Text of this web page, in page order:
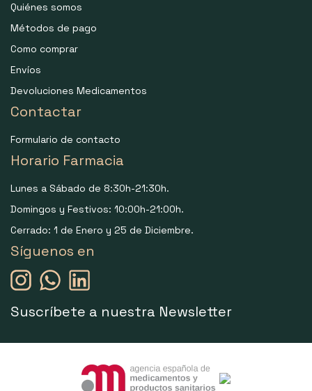
Quiénes somos
Métodos de pago
Como comprar
Envíos
Devoluciones Medicamentos
Contactar
Formulario de contacto
Horario Farmacia
Lunes a Sábado de 8:30h-21:30h.
Domingos y Festivos: 10:00h-21:00h.
Cerrado: 1 de Enero y 25 de Diciembre.
Síguenos en
Suscríbete a nuestra Newsletter